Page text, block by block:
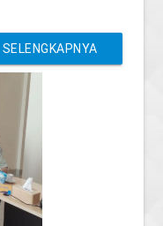
SELENGKAPNYA